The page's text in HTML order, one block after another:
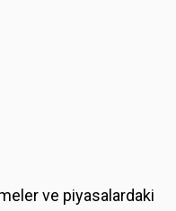
ve piyasalardaki